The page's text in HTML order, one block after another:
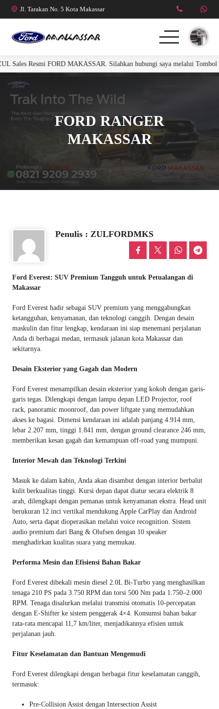
Jl. Tarakan No. 5 Kota Makassar
FORD RANGER
FORD EVEREST
R. RAPTOR 3.0L
Sales Resmi FORD MAKASSAR. Silahkan hubungi saya melalui Tombol
FORD RANGER
MAKASSAR
Penulis : ZULFORDMKS
Ford Everest: SUV Premium Tangguh untuk Petualangan di
Makassar
Ford Everest hadir sebagai SUV premium yang menggabungkan
ketangguhan, kenyamanan, dan teknologi canggih. Dengan desain
maskulin dan fitur lengkap, kendaraan ini siap menemani perjalanan
Anda di berbagai medan, termasuk jalanan kota Makassar dan
sekitarnya.
Desain Eksterior yang Gagah dan Modern
Ford Everest menampilkan desain eksterior yang kokoh dengan garis-
garis tegas. Dilengkapi dengan lampu depan LED Projector, roof
rack, panoramic moonroof, dan power liftgate yang memudahkan
akses ke bagasi. Dimensi kendaraan ini adalah panjang 4.914 mm,
lebar 2.207 mm, tinggi 1.841 mm, dengan ground clearance 246 mm,
memberikan kesan gagah dan kemampuan off-road yang mumpuni.
Interior Mewah dan Teknologi Terkini
Masuk ke dalam kabin, Anda akan disambut dengan interior berbalut
kulit berkualitas tinggi. Kursi depan dapat diatur secara elektrik 8
arah, dilengkapi dengan pemanas untuk kenyamanan ekstra. Head unit
berukuran 12 inci vertikal mendukung Apple CarPlay dan Android
Auto, serta dapat dioperasikan melalui voice recognition. Sistem
audio premium dari Bang & Olufsen dengan 10 speaker
menghadirkan kualitas suara yang memukau.
Performa Mesin dan Efisiensi Bahan Bakar
Ford Everest dibekali mesin diesel 2.0L Bi-Turbo yang menghasilkan
tenaga 210 PS pada 3.750 RPM dan torsi 500 Nm pada 1.750–2.000
RPM. Tenaga disalurkan melalui transmisi otomatis 10-percepatan
dengan E-Shifter ke sistem penggerak 4×4. Konsumsi bahan bakar
rata-rata mencapai 11,7 km/liter, menjadikannya efisien untuk
perjalanan jauh.
Fitur Keselamatan dan Bantuan Mengemudi
Ford Everest dilengkapi dengan berbagai fitur keselamatan canggih,
termasuk:
Pre-Collision Assist dengan Intersection Assist